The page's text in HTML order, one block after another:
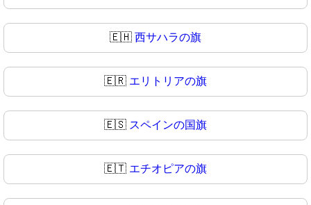
🇪🇭 西サハラの旗
🇪🇷 エリトリアの旗
🇪🇸 スペインの国旗
🇪🇹 エチオピアの旗